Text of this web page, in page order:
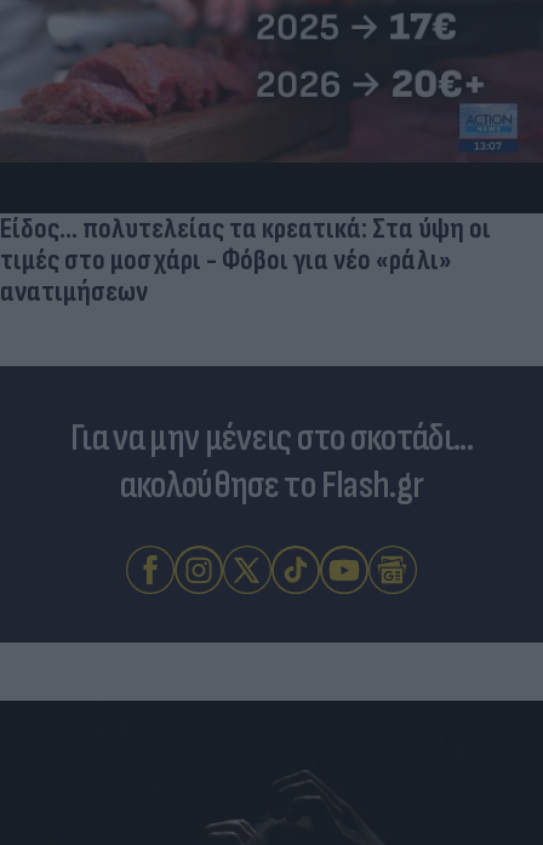
Πριν από τη δόξα, υπήρξε ένας πατέρας που
έπρεπε να δώσει μια μεγάλη μάχη για τον γιο του
Για να μην μένεις στο σκοτάδι...
ακολούθησε το Flash.gr